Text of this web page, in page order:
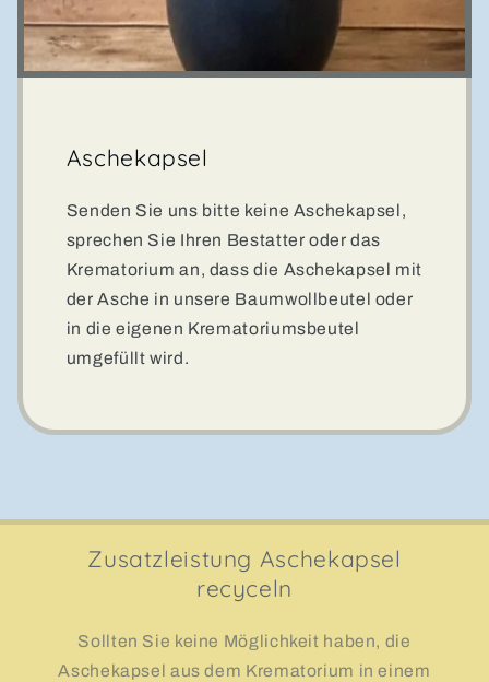
Aschekapsel
Senden Sie uns bitte keine Aschekapsel,
sprechen Sie Ihren Bestatter oder das
Krematorium an, dass die Aschekapsel mit
der Asche in unsere Baumwollbeutel oder
in die eigenen Krematoriumsbeutel
umgefüllt wird.
Zusatzleistung Aschekapsel
recyceln
Sollten Sie keine Möglichkeit haben, die
Aschekapsel aus dem Krematorium in einem